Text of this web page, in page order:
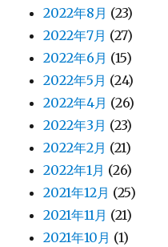
2022年8月 (23)
2022年7月 (27)
2022年6月 (15)
2022年5月 (24)
2022年4月 (26)
2022年3月 (23)
2022年2月 (21)
2022年1月 (26)
2021年12月 (25)
2021年11月 (21)
2021年10月 (1)